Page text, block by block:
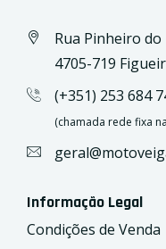
Rua Pinheiro do
4705-719
(+351) 253 684
(chamada rede fixa
Informação Legal
Condições de Venda